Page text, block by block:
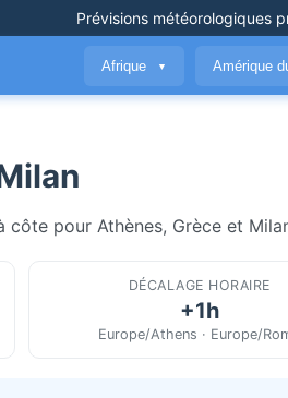
Prévisions météorologiques
Afrique ▼ Amérique
pour Athènes, Grèce et
DÉCALAGE HORAIRE
+1h
Europe/Athens · Europe/